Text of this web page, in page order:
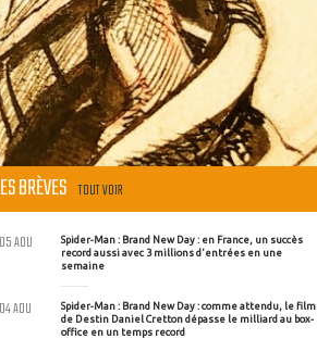
BRÈVES TOUT VOIR
Spider-Man : Brand New Day : en France, un succès
record aussi avec 3 millions d'entrées en une
semaine
05 AOU
Spider-Man : Brand New Day : comme attendu, le film
de Destin Daniel Cretton dépasse le milliard au box-
office en un temps record
04 AOU